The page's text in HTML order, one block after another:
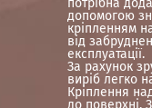
допомогою
кріпленням
від
експлуатації.
За рахунок
виріб легко
Кріплення
до поверхні.